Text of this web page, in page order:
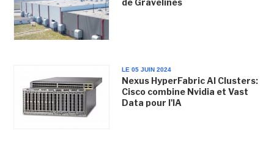
de Gravelines
LE 05 JUIN 2024
Nexus HyperFabric AI Clusters:
Cisco combine Nvidia et Vast
Data pour l'IA